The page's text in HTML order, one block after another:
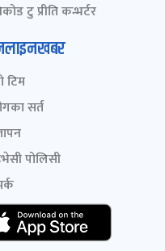
टु प्रीति कन्भर्टर
टिम
सर्त
पोलिसी